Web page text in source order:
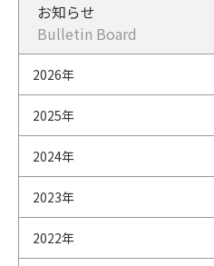
お知らせ
Bulletin Board
2026年
2025年
2024年
2023年
2022年